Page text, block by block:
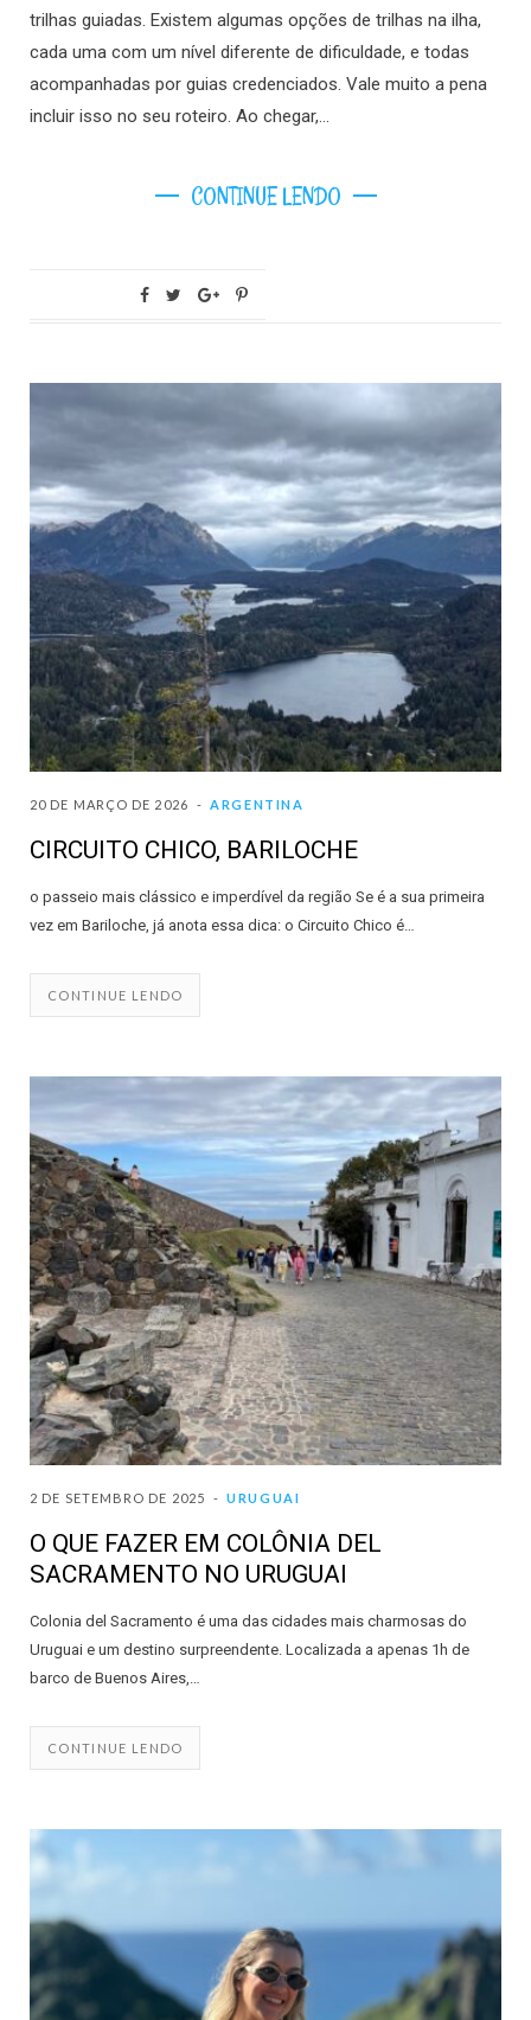
trilhas guiadas. Existem algumas opções de trilhas na ilha,
cada uma com um nível diferente de dificuldade, e todas
acompanhadas por guias credenciados. Vale muito a pena
incluir isso no seu roteiro. Ao chegar,…
CONTINUE LENDO
ARGENTINA
20 DE MARÇO DE 2026
CIRCUITO CHICO, BARILOCHE
o passeio mais clássico e imperdível da região Se é a sua primeira
vez em Bariloche, já anota essa dica: o Circuito Chico é…
CONTINUE LENDO
URUGUAI
2 DE SETEMBRO DE 2025
O QUE FAZER EM COLÔNIA DEL
SACRAMENTO NO URUGUAI
Colonia del Sacramento é uma das cidades mais charmosas do
Uruguai e um destino surpreendente. Localizada a apenas 1h de
barco de Buenos Aires,…
CONTINUE LENDO